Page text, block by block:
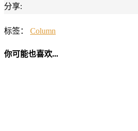
分享:
标签： Column
你可能也喜欢...